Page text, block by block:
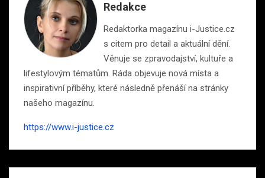
Redakce
Redaktorka magazínu i-Justice.cz
s citem pro detail a aktuální dění.
Věnuje se zpravodajství, kultuře a
lifestylovým tématům. Ráda objevuje nová místa a
inspirativní příběhy, které následně přenáší na stránky
našeho magazínu.
https://www.i-justice.cz